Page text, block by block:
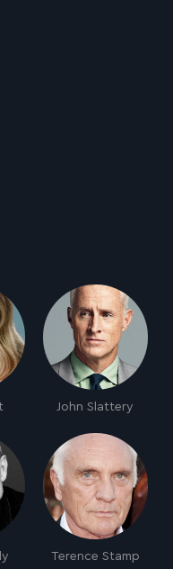
John Slattery
Terence Stamp